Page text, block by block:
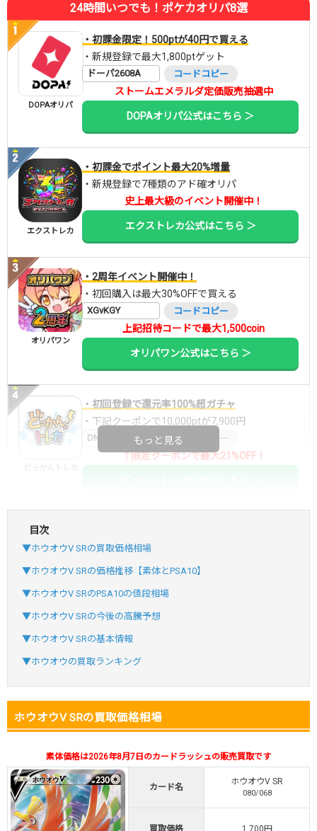
24時間いつでも！ポケカオリパ8選
DOPAオリパ
・初課金限定！500ptが40円で買える
・新規登録で最大1,800ptゲット
ドーパ2608A コードコピー
ストームエメラルダ定価販売抽選中
DOPAオリパ公式はこちら ＞
エクストレカ
・初課金でポイント最大20%増量
・新規登録で7種類のアド確オリパ
史上最大級のイベント開催中！
エクストレカ公式はこちら ＞
オリパワン
・2周年イベント開催中！
・初回購入は最大30%OFFで買える
XGvKGY コードコピー
上記招待コードで最大1,500coin
オリパワン公式はこちら ＞
・初回登録で還元率100%超ガチャ
・下記クーポンで10,000ptが7,900円
DNGBIF4X コードコピー
↑限定クーポンで最大21%OFF！
おりパンダ
・新規登録で6種類アド確解禁
SVGC7P コードコピー
オリパスタジアム
・新規登録で6種類アド確解禁
オリパスタジアム公式はこちら ＞
・初回購入は500coinが50円
・新規限定！8種類の激熱オリパ
オリくじ公式はこちら ＞
もっと見る
目次
▼ホウオウV SRの買取価格相場
▼ホウオウV SRの価格推移【素体とPSA10】
▼ホウオウV SRのPSA10の値段相場
▼ホウオウV SRの今後の高騰予想
▼ホウオウV SRの基本情報
▼ホウオウの買取ランキング
ホウオウV SRの買取価格相場
素体価格は2026年8月7日のカードラッシュの販売買取です
カード名
ホウオウV SR
080/068
買取価格 1,700円